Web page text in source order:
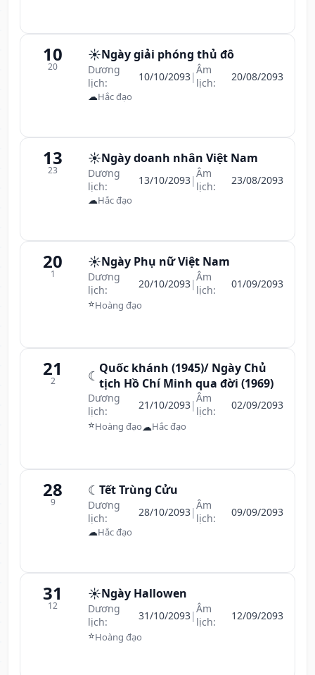
10
20
☀️Ngày giải phóng thủ đô
Dương
lịch:
10/10/2093|Âm
lịch:
20/08/2093
☁Hắc đạo
13
23
☀️Ngày doanh nhân Việt Nam
Dương
lịch:
13/10/2093|Âm
lịch:
23/08/2093
☁Hắc đạo
20
1
☀️Ngày Phụ nữ Việt Nam
Dương
lịch:
20/10/2093|Âm
lịch:
01/09/2093
⭐Hoàng đạo
21
2 ☾ Quốc khánh (1945)/ Ngày Chủ
tịch Hồ Chí Minh qua đời (1969)
Dương
lịch:
21/10/2093|Âm
lịch:
02/09/2093
⭐Hoàng đạo☁Hắc đạo
28
9
☾ Tết Trùng Cửu
Dương
lịch:
28/10/2093|Âm
lịch:
09/09/2093
☁Hắc đạo
31
12
☀️Ngày Hallowen
Dương
lịch:
31/10/2093|Âm
lịch:
12/09/2093
⭐Hoàng đạo